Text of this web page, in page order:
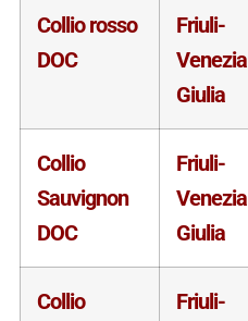
Collio rosso
DOC
Friuli-
Venezia
Giulia
Collio
Sauvignon
DOC
Friuli-
Venezia
Giulia
Collio
Friuli-